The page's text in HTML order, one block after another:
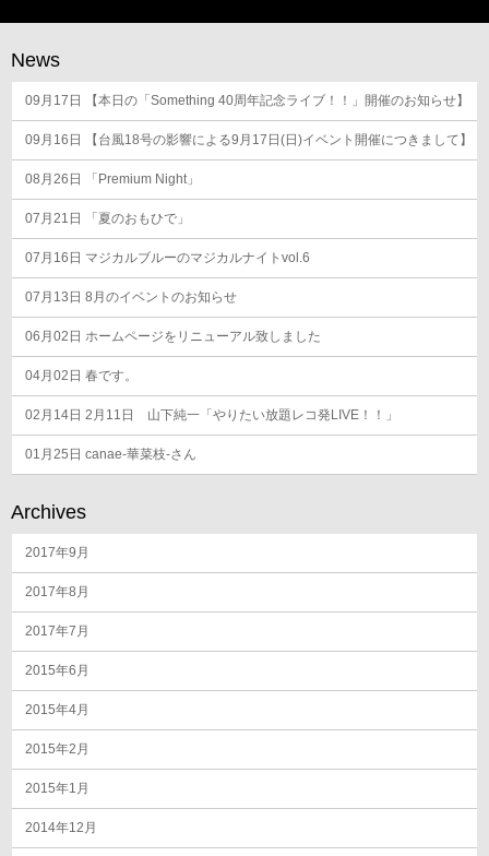
ー
シ
ョ
ン
News
09月17日 【本日の「Something 40周年記念ライブ！！」開催のお知らせ】
09月16日 【台風18号の影響による9月17日(日)イベント開催につきまして】
08月26日 「Premium Night」
07月21日 「夏のおもひで」
07月16日 マジカルブルーのマジカルナイトvol.6
07月13日 8月のイベントのお知らせ
06月02日 ホームページをリニューアル致しました
04月02日 春です。
02月14日 2月11日 山下純一「やりたい放題レコ発LIVE！！」
01月25日 canae-華菜枝-さん
Archives
2017年9月
2017年8月
2017年7月
2015年6月
2015年4月
2015年2月
2015年1月
2014年12月